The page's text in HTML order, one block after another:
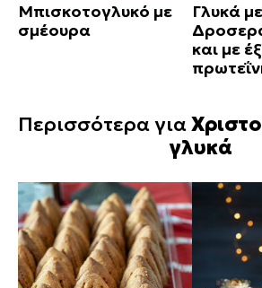
Μπισκοτογλυκό με
σμέουρα
Γλυκά
και με
Περισσότερα για
γλυκά